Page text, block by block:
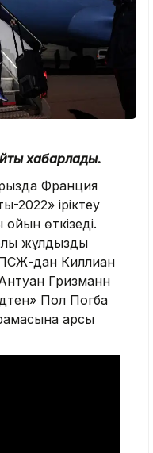
хабарлады.
Франция
2022» іріктеу
ойын өткізеді.
жұлдызды
дан Киллиан
Гризманн
Пол Погба
қарсы